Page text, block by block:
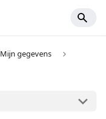
Mijn gegevens